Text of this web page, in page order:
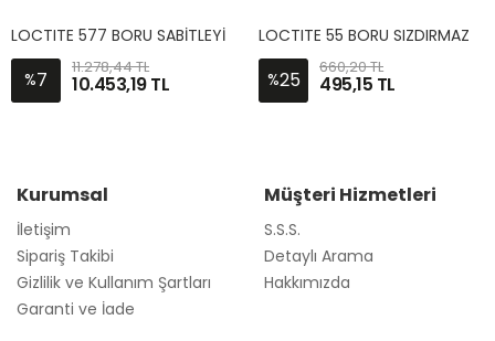
%7
11.278,44 TL
10.453,19 TL %25
660,20 TL
495,15 TL
Kurumsal
İletişim
Sipariş Takibi
Gizlilik ve Kullanım Şartları
Garanti ve İade
Müşteri Hizmetleri
S.S.S.
Detaylı Arama
Hakkımızda